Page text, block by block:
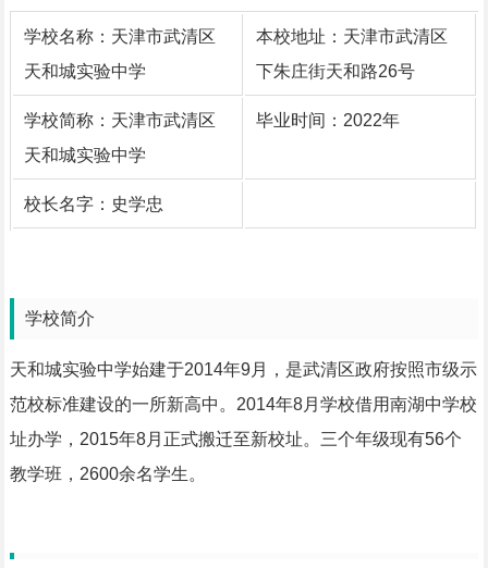
学校名称：天津市武清区
天和城实验中学
本校地址：天津市武清区
下朱庄街天和路26号
学校简称：天津市武清区
天和城实验中学
毕业时间：2022年
校长名字：史学忠
学校简介
天和城实验中学始建于2014年9月，是武清区政府按照市级示
范校标准建设的一所新高中。2014年8月学校借用南湖中学校
址办学，2015年8月正式搬迁至新校址。三个年级现有56个
教学班，2600余名学生。